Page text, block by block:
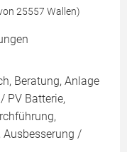
25557 Wallen)
Beratung, Anlage
PV Batterie,
/